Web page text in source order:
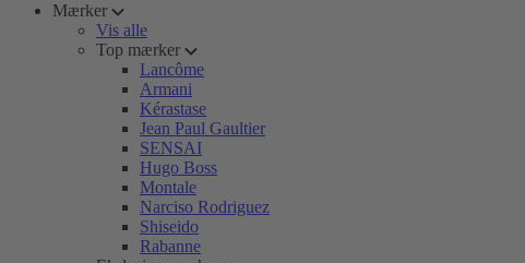
Mærker
Vis alle
Top mærker
Lancôme
Armani
Kérastase
Jean Paul Gaultier
SENSAI
Hugo Boss
Montale
Narciso Rodriguez
Shiseido
Rabanne